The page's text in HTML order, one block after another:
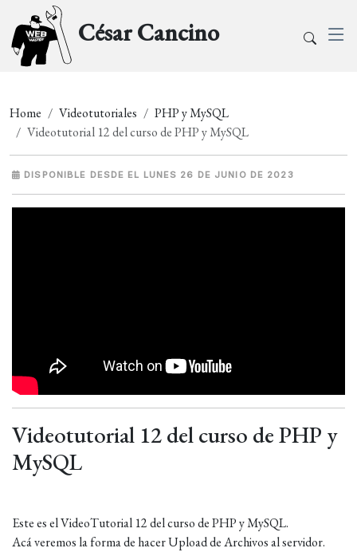
César Cancino
Home Videotutoriales
PHP y MySQL
Videotutorial 12 del curso de PHP y MySQL
DISPONIBLE DESDE EL LUNES 26 DE JUNIO DE 2023
Videotutorial 12 del curso de PHP y
MySQL
Este es el VideoTutorial 12 del curso de PHP y MySQL.
Acá veremos la forma de hacer Upload de Archivos al servidor.